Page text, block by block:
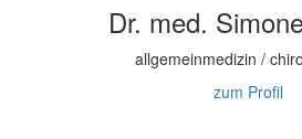
Dr. med.
allgemeinmedizin /
zum Profil